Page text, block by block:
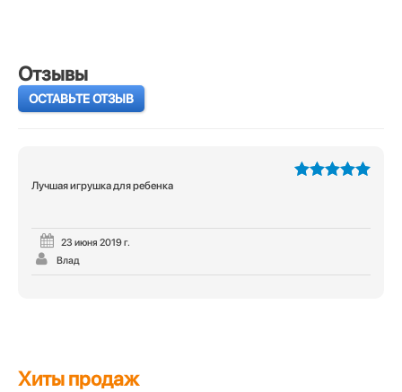
Отзывы
ОСТАВЬТЕ ОТЗЫВ
Лучшая игрушка для ребенка
23 июня 2019 г.
Влад
Хиты продаж